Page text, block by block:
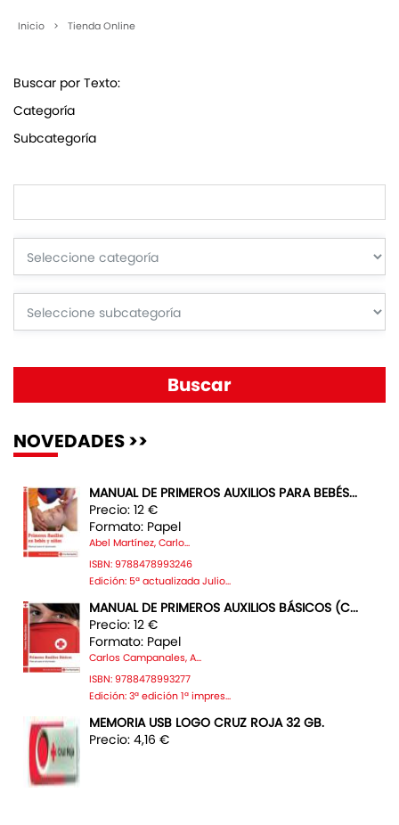
Inicio > Tienda Online
Buscar por Texto:
Categoría
Subcategoría
NOVEDADES >>
MANUAL DE PRIMEROS AUXILIOS PARA BEBÉS...
Precio: 12 €
Formato: Papel
Abel Martínez, Carlo...
ISBN: 9788478993246
Edición: 5ª actualizada Julio...
MANUAL DE PRIMEROS AUXILIOS BÁSICOS (C...
Precio: 12 €
Formato: Papel
Carlos Campanales, A...
ISBN: 9788478993277
Edición: 3ª edición 1ª impres...
MEMORIA USB LOGO CRUZ ROJA 32 GB.
Precio: 4,16 €